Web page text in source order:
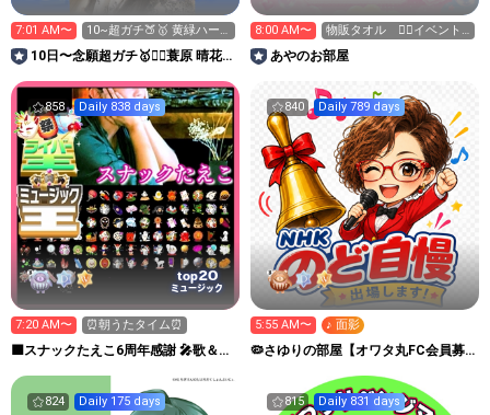
7:01 AM〜
10~超ガチ🍑🥇 黄緑ハー
ト💚あつめてます
10日〜念願超ガチ🥇❤️‍🔥蓑原 晴花
8:00 AM〜
物販タオル ❤️‍🔥イベント
最終日❤️‍🔥
あやのお部屋
858 Daily 838 days
top20
ミュージック
7:20 AM〜 ⏰朝うたタイム⏰
🟪スナックたえこ6周年感謝 🎤歌＆ウ
840 Daily 789 days
5:55 AM〜 ♪ 面影
🦠さゆりの部屋【オワタ丸FC会員募
824 Daily 175 days 815 Daily 831 days